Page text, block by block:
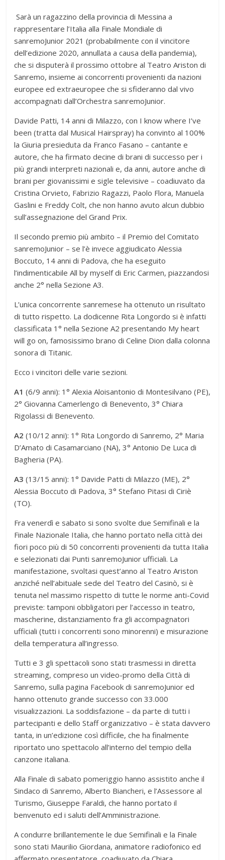
Sarà un ragazzino della provincia di Messina a
rappresentare l’Italia alla Finale Mondiale di
sanremoJunior 2021 (probabilmente con il vincitore
dell’edizione 2020, annullata a causa della pandemia),
che si disputerà il prossimo ottobre al Teatro Ariston di
Sanremo, insieme ai concorrenti provenienti da nazioni
europee ed extraeuropee che si sfideranno dal vivo
accompagnati dall’Orchestra sanremoJunior.
Davide Patti, 14 anni di Milazzo, con I know where I’ve
been (tratta dal Musical Hairspray) ha convinto al 100%
la Giuria presieduta da Franco Fasano – cantante e
autore, che ha firmato decine di brani di successo per i
più grandi interpreti nazionali e, da anni, autore anche di
brani per giovanissimi e sigle televisive – coadiuvato da
Cristina Orvieto, Fabrizio Ragazzi, Paolo Flora, Manuela
Gaslini e Freddy Colt, che non hanno avuto alcun dubbio
sull’assegnazione del Grand Prix.
Il secondo premio più ambito – il Premio del Comitato
sanremoJunior – se l’è invece aggiudicato Alessia
Boccuto, 14 anni di Padova, che ha eseguito
l’indimenticabile All by myself di Eric Carmen, piazzandosi
anche 2° nella Sezione A3.
L’unica concorrente sanremese ha ottenuto un risultato
di tutto rispetto. La dodicenne Rita Longordo si è infatti
classificata 1° nella Sezione A2 presentando My heart
will go on, famosissimo brano di Celine Dion dalla colonna
sonora di Titanic.
Ecco i vincitori delle varie sezioni.
A1(6/9 anni): 1° Alexia Aloisantonio di Montesilvano (PE),
2° Giovanna Camerlengo di Benevento, 3° Chiara
Rigolassi di Benevento.
A2(10/12 anni): 1° Rita Longordo di Sanremo, 2° Maria
D’Amato di Casamarciano (NA), 3° Antonio De Luca di
Bagheria (PA).
A3(13/15 anni): 1° Davide Patti di Milazzo (ME), 2°
Alessia Boccuto di Padova, 3° Stefano Pitasi di Ciriè
(TO).
Fra venerdì e sabato si sono svolte due Semifinali e la
Finale Nazionale Italia, che hanno portato nella città dei
fiori poco più di 50 concorrenti provenienti da tutta Italia
e selezionati dai Punti sanremoJunior ufficiali. La
manifestazione, svoltasi quest’anno al Teatro Ariston
anziché nell’abituale sede del Teatro del Casinò, si è
tenuta nel massimo rispetto di tutte le norme anti-Covid
previste: tamponi obbligatori per l’accesso in teatro,
mascherine, distanziamento fra gli accompagnatori
ufficiali (tutti i concorrenti sono minorenni) e misurazione
della temperatura all’ingresso.
Tutti e 3 gli spettacoli sono stati trasmessi in diretta
streaming, compreso un video-promo della Città di
Sanremo, sulla pagina Facebook di sanremoJunior ed
hanno ottenuto grande successo con 33.000
visualizzazioni. La soddisfazione – da parte di tutti i
partecipanti e dello Staff organizzativo – è stata davvero
tanta, in un’edizione così difficile, che ha finalmente
riportato uno spettacolo all’interno del tempio della
canzone italiana.
Alla Finale di sabato pomeriggio hanno assistito anche il
Sindaco di Sanremo, Alberto Biancheri, e l’Assessore al
Turismo, Giuseppe Faraldi, che hanno portato il
benvenuto ed i saluti dell’Amministrazione.
A condurre brillantemente le due Semifinali e la Finale
sono stati Maurilio Giordana, animatore radiofonico ed